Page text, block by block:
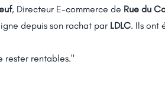
, Directeur E-commerce de Rue du
depuis son rachat par LDLC. Ils ont
rester rentables."